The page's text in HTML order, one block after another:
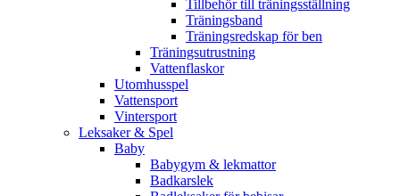
Tillbehör till träningsställning
Träningsband
Träningsredskap för ben
Träningsutrustning
Vattenflaskor
Utomhusspel
Vattensport
Vintersport
Leksaker & Spel
Baby
Babygym & lekmattor
Badkarslek